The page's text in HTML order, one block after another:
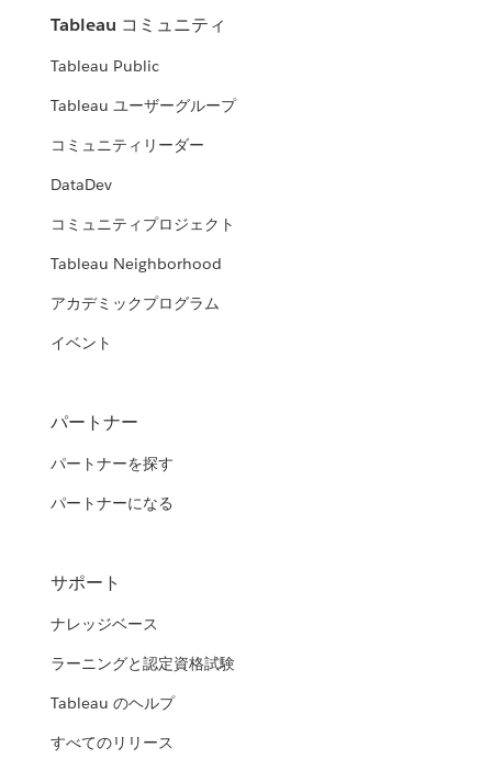
Tableau コミュニティ
Tableau Public
Tableau ユーザーグループ
コミュニティリーダー
DataDev
コミュニティプロジェクト
Tableau Neighborhood
アカデミックプログラム
イベント
パートナー
パートナーを探す
パートナーになる
サポート
ナレッジベース
ラーニングと認定資格試験
Tableau のヘルプ
すべてのリリース